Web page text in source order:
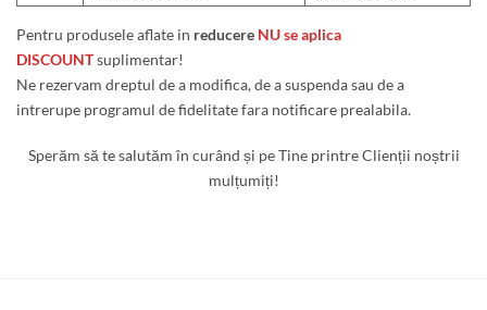
Pentru produsele aflate in reducere NU se aplica
DISCOUNTsuplimentar!
Ne rezervam dreptul de a modifica, de a suspenda sau de a
intrerupe programul de fidelitate fara notificare prealabila.
Sperăm să te salutăm în curând și pe Tine printre Clienții noștrii
mulțumiți!